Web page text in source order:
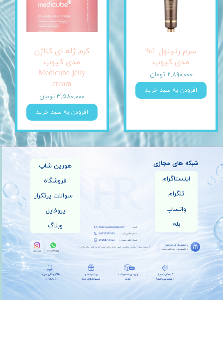
سرم رتینول 1%
مدی کیوب
۲,۸۹۰,۰۰۰ تومان
افزودن به سبد خرید
کرم ژله ای کلاژن
مدی کیوب
Medicube jelly
cream
۳,۵۸۰,۰۰۰ تومان
افزودن به سبد خرید
هورین شاپ
فروشگاه
سوالات پرتکرار
پروفایل
وبلاگ
اینستاگرام
تلگرام
واتساپ
بله
شبکه های مجازی